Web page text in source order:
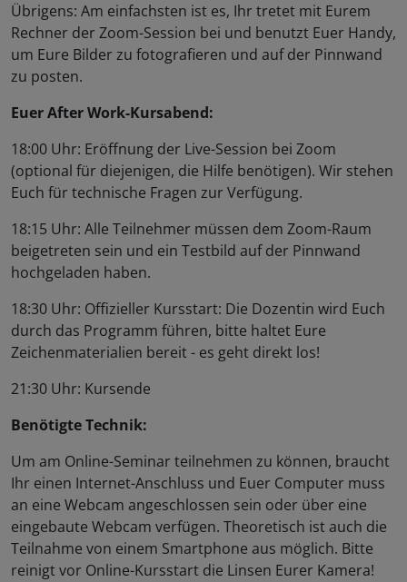
Übrigens: Am einfachsten ist es, Ihr tretet mit Eurem
Rechner der Zoom-Session bei und benutzt Euer Handy,
um Eure Bilder zu fotografieren und auf der Pinnwand
zu posten.
Euer After Work-Kursabend:
18:00 Uhr: Eröffnung der Live-Session bei Zoom
(optional für diejenigen, die Hilfe benötigen). Wir stehen
Euch für technische Fragen zur Verfügung.
18:15 Uhr: Alle Teilnehmer müssen dem Zoom-Raum
beigetreten sein und ein Testbild auf der Pinnwand
hochgeladen haben.
18:30 Uhr: Offizieller Kursstart: Die Dozentin wird Euch
durch das Programm führen, bitte haltet Eure
Zeichenmaterialien bereit - es geht direkt los!
21:30 Uhr: Kursende
Benötigte Technik:
Um am Online-Seminar teilnehmen zu können, braucht
Ihr einen Internet-Anschluss und Euer Computer muss
an eine Webcam angeschlossen sein oder über eine
eingebaute Webcam verfügen. Theoretisch ist auch die
Teilnahme von einem Smartphone aus möglich. Bitte
reinigt vor Online-Kursstart die Linsen Eurer Kamera!